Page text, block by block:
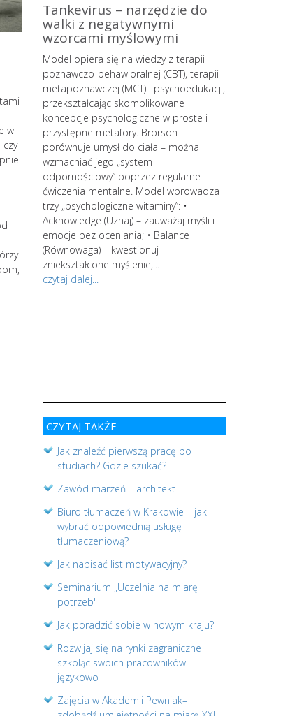
w
czy
się
do
lub
Tankevirus – narzędzie do
walki z negatywnymi
wzorcami myślowymi
Model opiera się na wiedzy z terapii
poznawczo-behawioralnej (CBT), terapii
metapoznawczej (MCT) i psychoedukacji,
przekształcając skomplikowane
koncepcje psychologiczne w proste i
przystępne metafory. Brorson
porównuje umysł do ciała – można
wzmacniać jego „system
odpornościowy” poprzez regularne
ćwiczenia mentalne. Model wprowadza
trzy „psychologiczne witaminy”: •
Acknowledge (Uznaj) – zauważaj myśli i
emocje bez oceniania; • Balance
(Równowaga) – kwestionuj
zniekształcone myślenie,...
czytaj dalej...
CZYTAJ TAKŻE
Jak znaleźć pierwszą pracę po
studiach? Gdzie szukać?
Zawód marzeń – architekt
Biuro tłumaczeń w Krakowie – jak
wybrać odpowiednią usługę
tłumaczeniową?
Jak napisać list motywacyjny?
Seminarium „Uczelnia na miarę
potrzeb"
Jak poradzić sobie w nowym kraju?
Rozwijaj się na rynki zagraniczne
szkoląc swoich pracowników
językowo
Zajęcia w Akademii Pewniak–